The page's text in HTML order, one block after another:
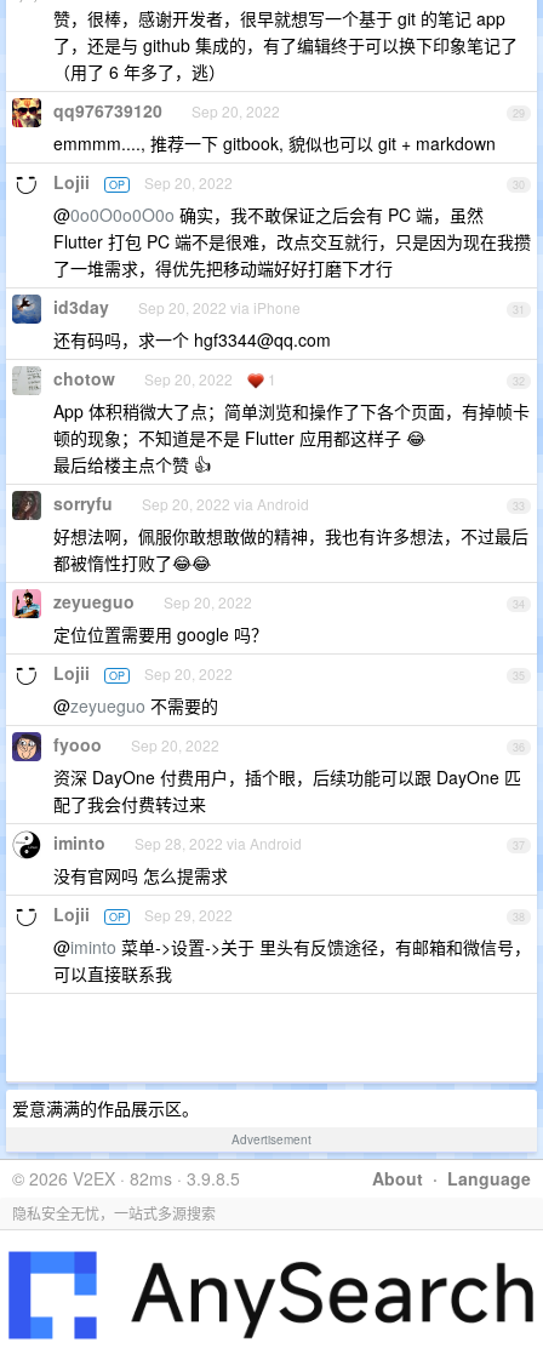
赞，很棒，感谢开发者，很早就想写一个基于 git 的笔记 app
了，还是与 github 集成的，有了编辑终于可以换下印象笔记了
（用了 6 年多了，逃）
29
qq976739120 Sep 20, 2022
emmmm...., 推荐一下 gitbook, 貌似也可以 git + markdown
30
Lojii OP Sep 20, 2022
@0o0O0o0O0o 确实，我不敢保证之后会有 PC 端，虽然
Flutter 打包 PC 端不是很难，改点交互就行，只是因为现在我攒
了一堆需求，得优先把移动端好好打磨下才行
31
id3day Sep 20, 2022 via iPhone
还有码吗，求一个 hgf3344@qq.com
32
chotow Sep 20, 2022 1
App 体积稍微大了点；简单浏览和操作了下各个页面，有掉帧卡
顿的现象；不知道是不是 Flutter 应用都这样子 😂
最后给楼主点个赞 👍
33
sorryfu Sep 20, 2022 via Android
好想法啊，佩服你敢想敢做的精神，我也有许多想法，不过最后
都被惰性打败了😂😂
34
zeyueguo Sep 20, 2022
定位位置需要用 google 吗？
35
Lojii OP Sep 20, 2022
@zeyueguo 不需要的
36
fyooo Sep 20, 2022
资深 DayOne 付费用户，插个眼，后续功能可以跟 DayOne 匹
配了我会付费转过来
37
iminto Sep 28, 2022 via Android
没有官网吗 怎么提需求
38
Lojii OP Sep 29, 2022
@iminto 菜单->设置->关于 里头有反馈途径，有邮箱和微信号，
可以直接联系我
爱意满满的作品展示区。
Advertisement
About · Language
© 2026 V2EX · 82ms · 3.9.8.5
隐私安全无忧，一站式多源搜索